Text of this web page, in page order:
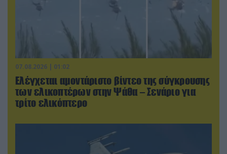
07.08.2026 | 01:02
Ελέγχεται αμοντάριστο βίντεο της σύγκρουσης
των ελικοπτέρων στην Ψάθα – Σενάριο για
τρίτο ελικόπτερο